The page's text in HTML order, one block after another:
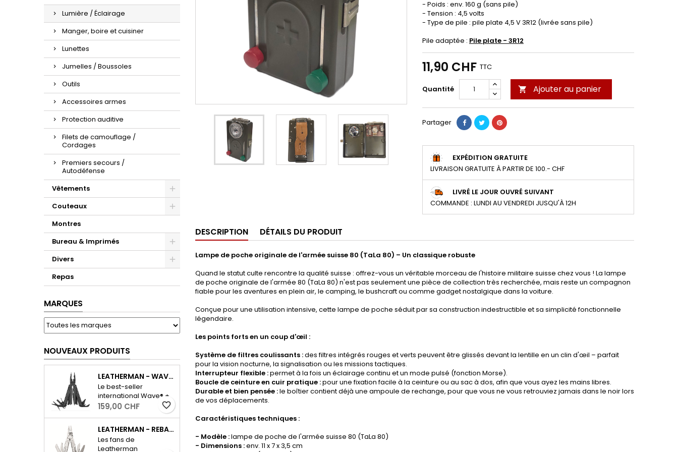
Lumière / Éclairage
Manger, boire et cuisiner
Lunettes
Jumelles / Boussoles
Outils
Accessoires armes
Protection auditive
Filets de camouflage /
Cordages
Premiers secours /
Autodéfense
Vêtements
Couteaux
Montres
Bureau & Imprimés
Divers
Repas
MARQUES
NOUVEAUX PRODUITS
LEATHERMAN - WAVE PLUS AVEC ÉTUI - NOIR
Le best-seller
international Wave® +
dispose de tous les
outils essentiels pour le
d'un coupe-fil
interchangeable et
159,00 CHF favorite_border
LEATHERMAN - REBAR - ARGENT
Les fans de
Leatherman
- Poids : env. 160 g (sans pile)
- Tension : 4,5 volts
- Type de pile : pile plate 4,5 V 3R12 (livrée sans pile)
Pile adaptée : Pile plate - 3R12
11,90 CHF TTC
Quantité  Ajouter au panier
Partager
EXPÉDITION GRATUITE
LIVRAISON GRATUITE À PARTIR DE 100.- CHF
LIVRÉ LE JOUR OUVRÉ SUIVANT
COMMANDE : LUNDI AU VENDREDI JUSQU'À 12H
DESCRIPTION DÉTAILS DU PRODUIT
Lampe de poche originale de l'armée suisse 80 (TaLa 80) – Un classique robuste
Quand le statut culte rencontre la qualité suisse : offrez-vous un véritable morceau de l'histoire militaire suisse chez vous ! La lampe
de poche originale de l'armée 80 (TaLa 80) n'est pas seulement une pièce de collection très recherchée, mais reste un compagnon
fiable pour les aventures en plein air, le camping, le bushcraft ou comme gadget nostalgique dans la voiture.
Conçue pour une utilisation intensive, cette lampe de poche séduit par sa construction indestructible et sa simplicité fonctionnelle
légendaire.
Les points forts en un coup d'œil :
Système de filtres coulissants :des filtres intégrés rouges et verts peuvent être glissés devant la lentille en un clin d'œil – parfait
pour la vision nocturne, la signalisation ou les missions tactiques.
Interrupteur flexible :permet à la fois un éclairage continu et un mode pulsé (fonction Morse).
Boucle de ceinture en cuir pratique :pour une fixation facile à la ceinture ou au sac à dos, afin que vous ayez les mains libres.
Durable et bien pensée :le boîtier contient déjà une ampoule de rechange, pour que vous ne vous retrouviez jamais dans le noir lors
de vos déplacements.
Caractéristiques techniques :
- Modèle :lampe de poche de l'armée suisse 80 (TaLa 80)
- Dimensions :env. 11 x 7 x 3,5 cm